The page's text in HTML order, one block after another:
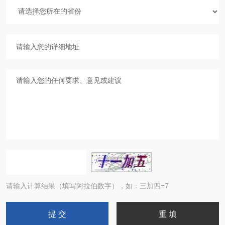
请输入计算结果（填写阿拉伯数字），如：三加四=7